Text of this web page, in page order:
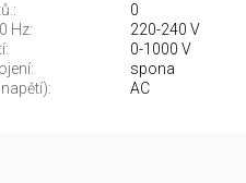
0
Hz:
220-240 V
0-1000 V
spona
AC